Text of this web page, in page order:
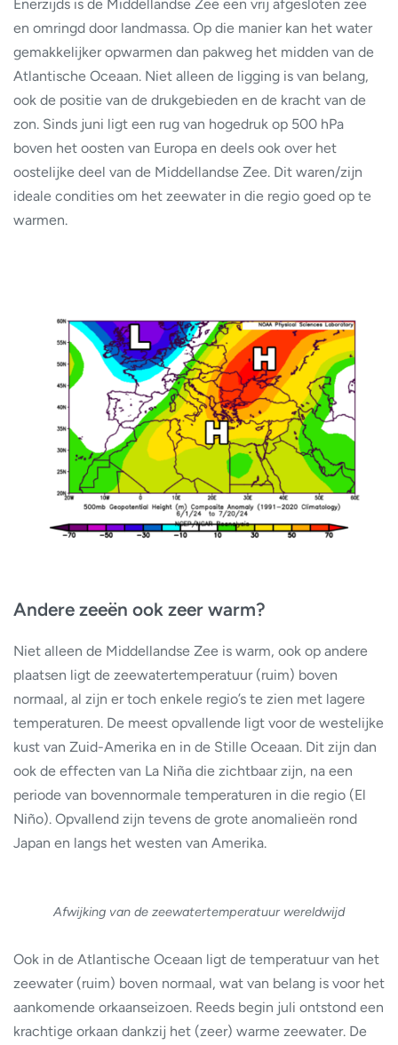
Enerzijds is de Middellandse Zee een vrij afgesloten zee
en omringd door landmassa. Op die manier kan het water
gemakkelijker opwarmen dan pakweg het midden van de
Atlantische Oceaan. Niet alleen de ligging is van belang,
ook de positie van de drukgebieden en de kracht van de
zon. Sinds juni ligt een rug van hogedruk op 500 hPa
boven het oosten van Europa en deels ook over het
oostelijke deel van de Middellandse Zee. Dit waren/zijn
ideale condities om het zeewater in die regio goed op te
warmen.
Andere zeeën ook zeer warm?
Niet alleen de Middellandse Zee is warm, ook op andere
plaatsen ligt de zeewatertemperatuur (ruim) boven
normaal, al zijn er toch enkele regio’s te zien met lagere
temperaturen. De meest opvallende ligt voor de westelijke
kust van Zuid-Amerika en in de Stille Oceaan. Dit zijn dan
ook de effecten van La Niña die zichtbaar zijn, na een
periode van bovennormale temperaturen in die regio (El
Niño). Opvallend zijn tevens de grote anomalieën rond
Japan en langs het westen van Amerika.
Afwijking van de zeewatertemperatuur wereldwijd
Ook in de Atlantische Oceaan ligt de temperatuur van het
zeewater (ruim) boven normaal, wat van belang is voor het
aankomende orkaanseizoen. Reeds begin juli ontstond een
krachtige orkaan dankzij het (zeer) warme zeewater. De